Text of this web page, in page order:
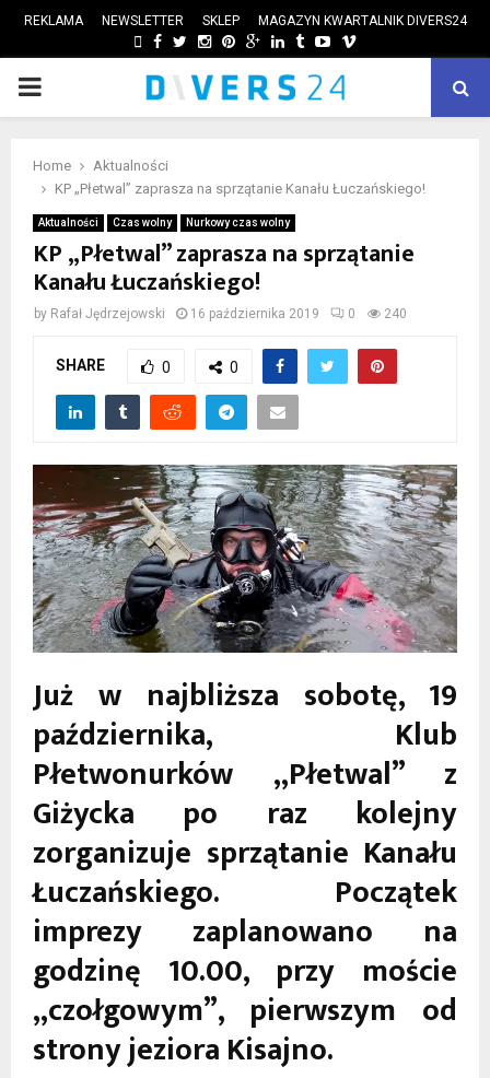
REKLAMA NEWSLETTER SKLEP MAGAZYN KWARTALNIK DIVERS24
FACEBOOK
TWITTER
INSTAGRAM
PINTEREST
GOOGLE
LINKEDIN
TUMBLRYOUTUBE
VIMEO
PRIMARY
Home
Aktualności
KP „Płetwal” zaprasza na sprzątanie Kanału Łuczańskiego!
Aktualności Czas wolny Nurkowy czas wolny
KP „Płetwal” zaprasza na sprzątanie
Kanału Łuczańskiego!
by Rafał Jędrzejowski 16 października 2019 0 240
SHARE 0 0
Już w najbliższa sobotę, 19
października, Klub
Płetwonurków „Płetwal” z
Giżycka po raz kolejny
zorganizuje sprzątanie Kanału
Łuczańskiego. Początek
imprezy zaplanowano na
godzinę 10.00, przy moście
„czołgowym”, pierwszym od
strony jeziora Kisajno.